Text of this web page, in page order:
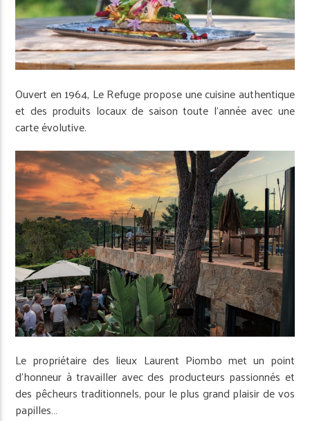
Ouvert en 1964, Le Refuge propose une cuisine authentique
et des produits locaux de saison toute l’année avec une
carte évolutive.
Le propriétaire des lieux Laurent Piombo met un point
d’honneur à travailler avec des producteurs passionnés et
des pêcheurs traditionnels, pour le plus grand plaisir de vos
papilles…